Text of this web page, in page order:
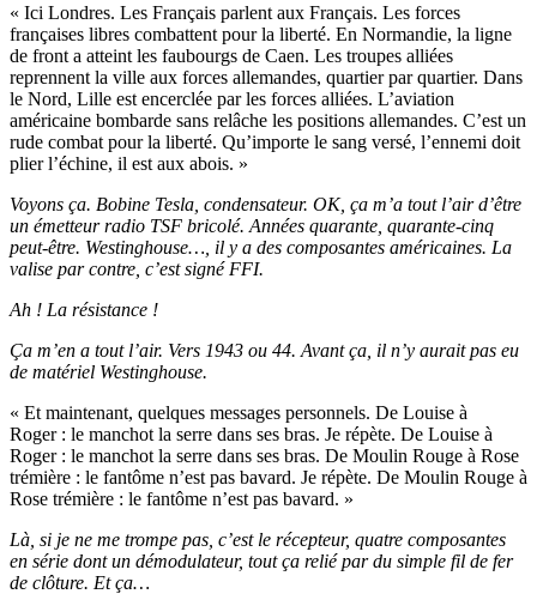
« Ici Londres. Les Français parlent aux Français. Les forces
françaises libres combattent pour la liberté. En Normandie, la ligne
de front a atteint les faubourgs de Caen. Les troupes alliées
reprennent la ville aux forces allemandes, quartier par quartier. Dans
le Nord, Lille est encerclée par les forces alliées. L’aviation
américaine bombarde sans relâche les positions allemandes. C’est un
rude combat pour la liberté. Qu’importe le sang versé, l’ennemi doit
plier l’échine, il est aux abois. »
Voyons ça. Bobine Tesla, condensateur. OK, ça m’a tout l’air d’être
un émetteur radio TSF bricolé. Années quarante, quarante-cinq
peut-être. Westinghouse…, il y a des composantes américaines. La
valise par contre, c’est signé FFI.
Ah ! La résistance !
Ça m’en a tout l’air. Vers 1943 ou 44. Avant ça, il n’y aurait pas eu
de matériel Westinghouse.
« Et maintenant, quelques messages personnels. De Louise à
Roger : le manchot la serre dans ses bras. Je répète. De Louise à
Roger : le manchot la serre dans ses bras. De Moulin Rouge à Rose
trémière : le fantôme n’est pas bavard. Je répète. De Moulin Rouge à
Rose trémière : le fantôme n’est pas bavard. »
Là, si je ne me trompe pas, c’est le récepteur, quatre composantes
en série dont un démodulateur, tout ça relié par du simple fil de fer
de clôture. Et ça…